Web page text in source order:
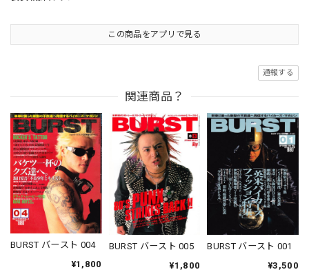
この商品をアプリで見る
通報する
関連商品？
BURST バースト 004
¥1,800
BURST バースト 005
¥1,800
BURST バースト 001
¥3,500